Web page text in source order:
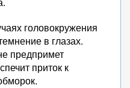
головокружения
в глазах.
предпримет
приток к